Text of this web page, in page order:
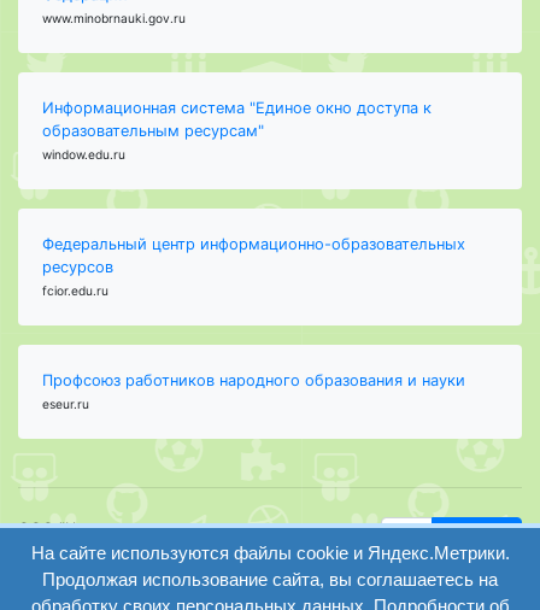
www.minobrnauki.gov.ru
Информационная система "Единое окно доступа к
образовательным ресурсам"
window.edu.ru
Федеральный центр информационно-образовательных
ресурсов
fcior.edu.ru
Профсоюз работников народного образования и науки
eseur.ru
ООО "Центр
образования и
консалтинга"
Волгоград 2008-
вход
Найти
Версия
На сайте используются файлы cookie и Яндекс.Метрики.
Продолжая использование сайта, вы соглашаетесь на
обработку своих персональных данных. Подробности об